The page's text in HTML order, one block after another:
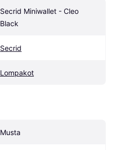
Secrid Miniwallet - Cleo
Black
Secrid
Lompakot
Musta